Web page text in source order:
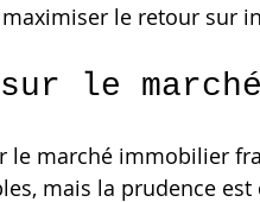
le retour sur
le
le marché immobilier
mais la prudence est